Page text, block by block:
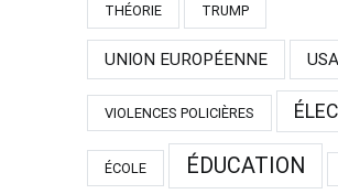
THÉORIE TRUMP
UNION EUROPÉENNE USA
VIOLENCES POLICIÈRES
ÉCOLE ÉDUCATION